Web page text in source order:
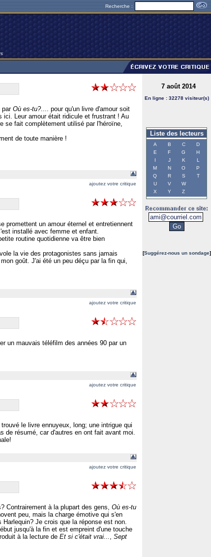
Recherche :
par Où es-tu?.... pour qu'un livre d'amour soit
ici. Leur amour était ridicule et frustrant ! Au
se fait complètement utilisé par l'héroïne,
de toute manière !
ajoutez votre critique
promettent un amour éternel et entretiennent
installé avec femme et enfant.
routine quotidienne va être bien
la vie des protagonistes sans jamais
goût. J'ai été un peu déçu par la fin qui,
ajoutez votre critique
un mauvais téléfilm des années 90 par un
ajoutez votre critique
le livre ennuyeux, long; une intrigue qui
de résumé, car d'autres en ont fait avant moi.
ajoutez votre critique
Contrairement à la plupart des gens, Où es-tu
peu, mais la charge émotive qui s'en
Je crois que la réponse est non.
jusqu'à la fin et est empreint d'une touche
à la lecture de Et si c'était vrai... , Sept
7 août 2014
En ligne : 32278 visiteur(s)
Liste des lecteurs
A B C
D
E
F G
H
I
J K
L
M
N O
P
Q
R S
T
U
V
W
X
Y Z
[Suggérez-nous un sondage]